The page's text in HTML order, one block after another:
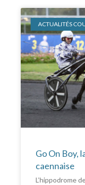
ACTUALITÉS
Go On Boy,
caennaise
L’hippodrome